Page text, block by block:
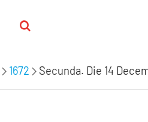
1672 Secunda. Die 14